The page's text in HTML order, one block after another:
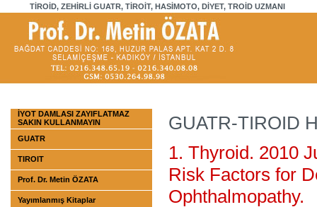
TİROİD, ZEHİRLİ GUATR, TİROİT, HASİMOTO, DİYET, TROİD UZMANI
İYOT DAMLASI ZAYIFLATMAZ
SAKIN KULLANMAYIN
GUATR
TIROIT
Prof. Dr. Metin ÖZATA
Yayımlanmış Kitaplar
GUATR-TIROID
1. Thyroid. 2010
Risk Factors for
Ophthalmopathy.